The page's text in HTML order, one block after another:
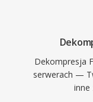
Dekompresja
serwerach —
inne